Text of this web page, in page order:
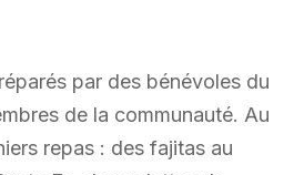
par des bénévoles du
de la communauté. Au
repas : des fajitas au